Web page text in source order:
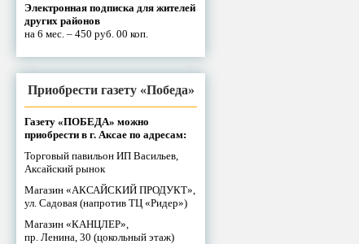
Электронная подписка для жителей
других районов
на 6 мес. – 450 руб. 00 коп.
Приобрести газету «Победа»
Газету «ПОБЕДА» можно
приобрести в г. Аксае по адресам:
Торговый павильон ИП Васильев,
Аксайский рынок
Магазин «АКСАЙСКИЙ ПРОДУКТ»,
ул. Садовая (напротив ТЦ «Ридер»)
Магазин «КАНЦЛЕР»,
пр. Ленина, 30 (цокольный этаж)